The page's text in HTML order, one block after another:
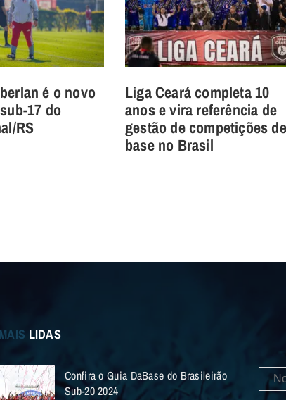
é o novo
17 do
RS
Liga Ceará completa 10
anos e vira referência de
gestão de competições de
base no Brasil
MAIS LIDAS
Confira o Guia DaBase do Brasileirão
Sub-20 2024